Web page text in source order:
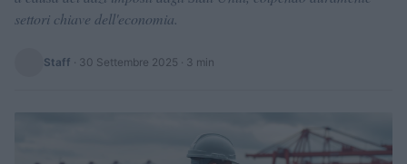
settori chiave dell'economia.
Staff · 30 Settembre 2025 · 3 min